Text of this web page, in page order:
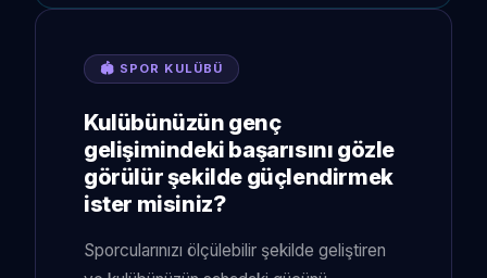
🏟 SPOR KULÜBÜ
Kulübünüzün genç
gelişimindeki başarısını gözle
görülür şekilde güçlendirmek
ister misiniz?
Sporcularınızı ölçülebilir şekilde geliştiren